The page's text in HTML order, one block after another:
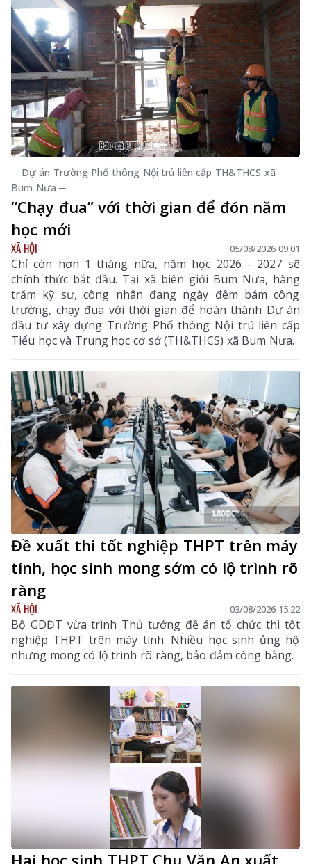
─ Dự án Trường Phổ thông Nội trú liên cấp TH&THCS xã
Bum Nưa ─
“Chạy đua” với thời gian để đón năm
học mới
XÃ HỘI 05/08/2026 09:01
Chỉ còn hơn 1 tháng nữa, năm học 2026 - 2027 sẽ
chính thức bắt đầu. Tại xã biên giới Bum Nưa, hàng
trăm kỹ sư, công nhân đang ngày đêm bám công
trường, chạy đua với thời gian để hoàn thành Dự án
đầu tư xây dựng Trường Phổ thông Nội trú liên cấp
Tiểu học và Trung học cơ sở (TH&THCS) xã Bum Nưa.
Đề xuất thi tốt nghiệp THPT trên máy
tính, học sinh mong sớm có lộ trình rõ
ràng
XÃ HỘI 03/08/2026 15:22
Bộ GDĐT vừa trình Thủ tướng đề án tổ chức thi tốt
nghiệp THPT trên máy tính. Nhiều học sinh ủng hộ
nhưng mong có lộ trình rõ ràng, bảo đảm công bằng.